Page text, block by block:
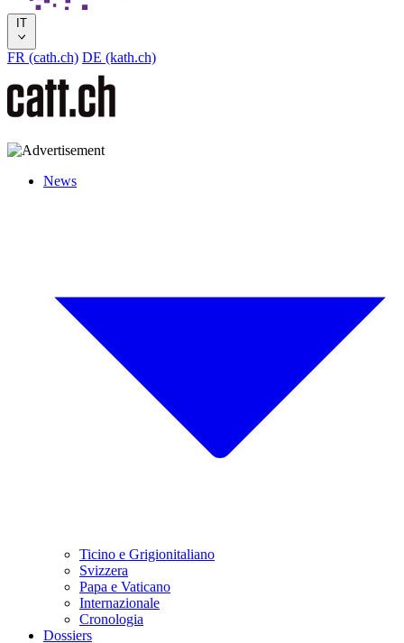
IT
FR (cath.ch) DE (kath.ch)
News
Ticino e Grigionitaliano
Svizzera
Papa e Vaticano
Internazionale
Cronologia
Dossiers